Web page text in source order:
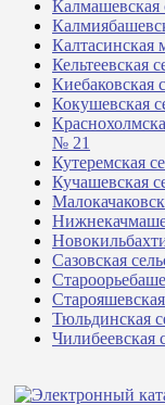
Калмашевская
Калтасинская
Кельтеевская
Киебаковская
Кокушевская
№ 21
Кутеремская
Кучашевская
Сазовская
Тюльдинская
Чилибеевская